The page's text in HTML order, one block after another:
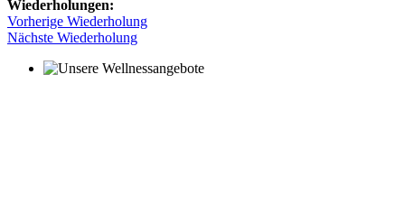
Wiederholungen:
Vorherige Wiederholung
Nächste Wiederholung